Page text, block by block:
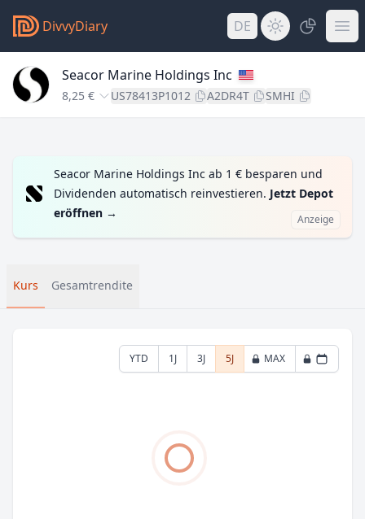
DivvyDiary DE
Seacor Marine Holdings Inc
8,25 € US78413P1012 A2DR4T SMHI
Seacor Marine Holdings Inc ab 1 € besparen und
Dividenden automatisch reinvestieren. Jetzt Depot
eröffnen → Anzeige
Kurs Gesamtrendite
YTD 1J 3J 5J MAX